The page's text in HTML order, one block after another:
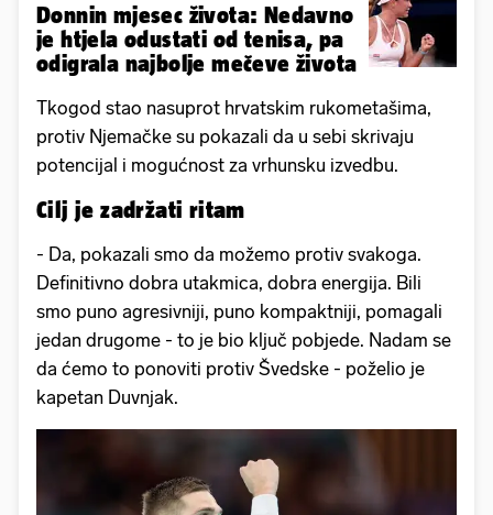
Donnin mjesec života: Nedavno
je htjela odustati od tenisa, pa
odigrala najbolje mečeve života
Tkogod stao nasuprot hrvatskim rukometašima,
protiv Njemačke su pokazali da u sebi skrivaju
potencijal i mogućnost za vrhunsku izvedbu.
Cilj je zadržati ritam
- Da, pokazali smo da možemo protiv svakoga.
Definitivno dobra utakmica, dobra energija. Bili
smo puno agresivniji, puno kompaktniji, pomagali
jedan drugome - to je bio ključ pobjede. Nadam se
da ćemo to ponoviti protiv Švedske - poželio je
kapetan Duvnjak.